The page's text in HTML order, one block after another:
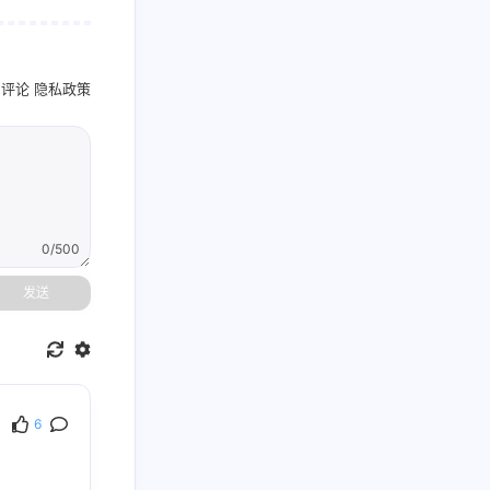
论 隐私政策
0/500
发送
6